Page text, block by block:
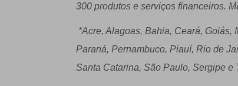
300 produtos e serviços financeiros.
*Acre, Alagoas, Bahia, Ceará, Goiás,
Paraná, Pernambuco, Piauí, Rio de
Santa Catarina, São Paulo, Sergipe e